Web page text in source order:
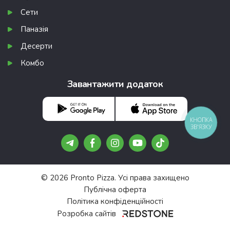
Сети
Паназія
Десерти
Комбо
Завантажити додаток
© 2026 Pronto Pizza. Усі права захищено
Публічна оферта
Політика конфіденційності
Розробка сайтів
КНОПКА
ЗВ'ЯЗКУ